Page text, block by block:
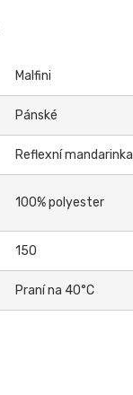
Malfini
Pánské
Reflexní mandarinka
100% polyester
150
Praní na 40°C